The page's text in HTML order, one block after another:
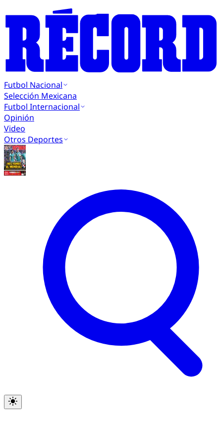
Futbol Nacional
Selección Mexicana
Futbol Internacional
Opinión
Video
Otros Deportes